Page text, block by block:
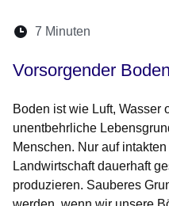
Lesedauer:
7 Minuten
Vorsorgender
Boden ist wie Luft, Wasser
unentbehrliche
Menschen. Nur auf
Landwirtschaft dauerhaft
produzieren. Sauberes